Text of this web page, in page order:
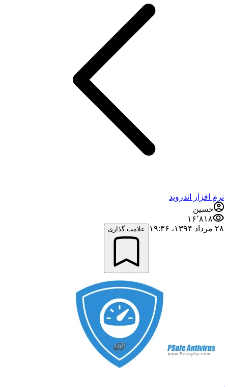
اندروید
علامت گذاری